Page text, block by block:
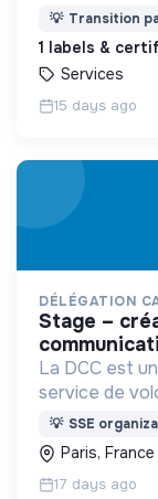
💡 Transition
1 labels &
Services
15 days ago
DÉLÉGATION
stage – créateur·rice de contenus vidéo &
La DCC est
service de
de l’Eglise.
volontaires
💡 SSE
Paris, France
17 days ago